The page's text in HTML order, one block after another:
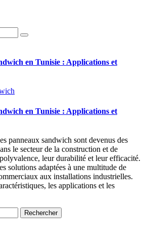
en Tunisie : Applications et
en Tunisie : Applications et
panneaux sandwich sont devenus des
le secteur de la construction et de
leur durabilité et leur efficacité.
solutions adaptées à une multitude de
aux installations industrielles.
les applications et les